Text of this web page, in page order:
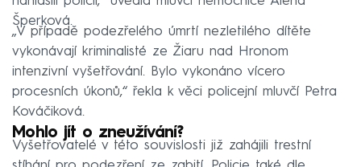
Šperková.
„V případě podezřelého úmrtí nezletilého dítěte
vykonávají kriminalisté ze Žiaru nad Hronom
intenzivní vyšetřování. Bylo vykonáno vícero
procesních úkonů,“ řekla k věci policejní mluvčí Petra
Kováčiková.
Mohlo jít o zneužívání?
Vyšetřovatelé v této souvislosti již zahájili trestní